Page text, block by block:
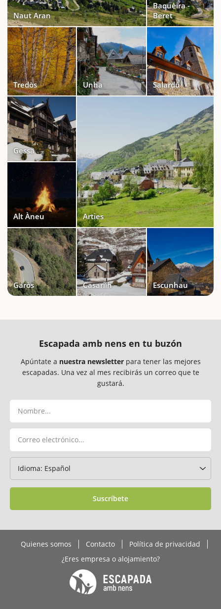
Naut Aran
Baquèira -
Beret
Tredòs Unha Salardú
Gessa
Alt Àneu Arties
Garòs Casarilh Escunhau
Escapada amb nens en tu buzón
Apúntate a nuestra newsletterpara tener las mejores
escapadas. Una vez al mes recibirás un correo que te
gustará.
Suscríbete
Quienes somos Contacto
Política de privacidad
¿Eres empresa o alojamiento?